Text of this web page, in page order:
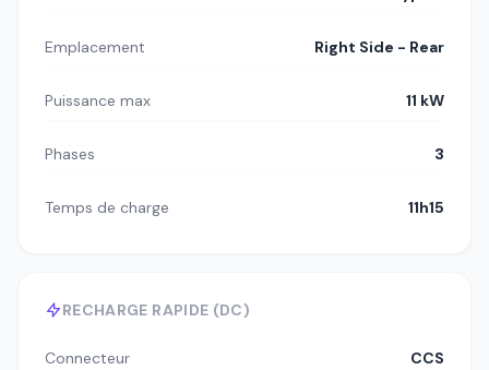
Emplacement Right Side - Rear
Puissance max 11 kW
Phases 3
Temps de charge 11h15
RECHARGE RAPIDE (DC)
Connecteur CCS